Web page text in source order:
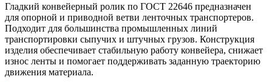
Гладкий конвейерный ролик по ГОСТ 22646 предназначен
для опорной и приводной ветви ленточных транспортеров.
Подходит для большинства промышленных линий
транспортировки сыпучих и штучных грузов. Конструкция
изделия обеспечивает стабильную работу конвейера, снижает
износ ленты и помогает поддерживать заданную траекторию
движения материала.